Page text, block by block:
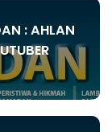
: AHLAN